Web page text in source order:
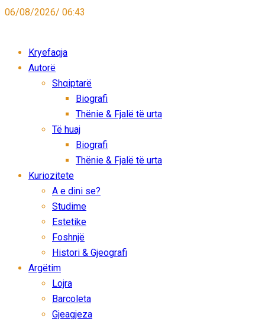
06/08/2026/ 06:43
Kryefaqja
Autorë
Shqiptarë
Biografi
Thënie & Fjalë të urta
Të huaj
Biografi
Thënie & Fjalë të urta
Kuriozitete
A e dini se?
Studime
Estetike
Foshnjë
Histori & Gjeografi
Argëtim
Lojra
Barcoleta
Gjeagjeza